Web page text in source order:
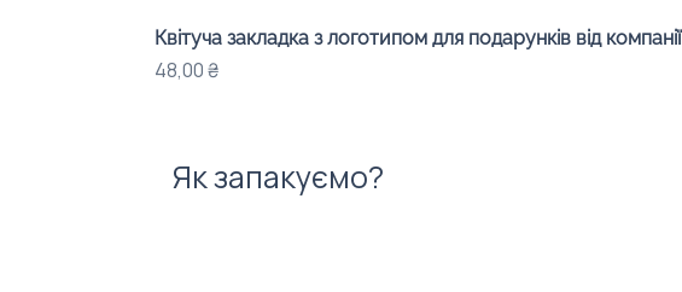
Квітуча закладка з логотипом для подарунків від компанії
Ціна
48,00 ₴
Як запакуємо?